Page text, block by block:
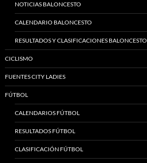
NOTICIAS BALONCESTO
CALENDARIO BALONCESTO
RESULTADOS Y CLASIFICACIONES BALONCESTO
CICLISMO
FUENTES CITY LADIES
FÚTBOL
CALENDARIOS FÚTBOL
RESULTADOS FÚTBOL
CLASIFICACIÓN FÚTBOL